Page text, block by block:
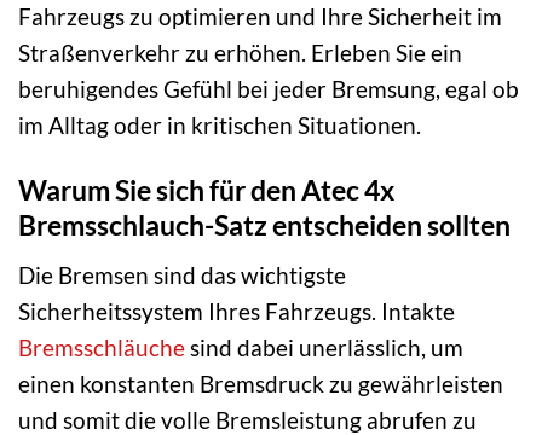
Fahrzeugs zu optimieren und Ihre Sicherheit im
Straßenverkehr zu erhöhen. Erleben Sie ein
beruhigendes Gefühl bei jeder Bremsung, egal ob
im Alltag oder in kritischen Situationen.
Warum Sie sich für den Atec 4x
Bremsschlauch-Satz entscheiden sollten
Die Bremsen sind das wichtigste
Sicherheitssystem Ihres Fahrzeugs. Intakte
Bremsschläuchesind dabei unerlässlich, um
einen konstanten Bremsdruck zu gewährleisten
und somit die volle Bremsleistung abrufen zu